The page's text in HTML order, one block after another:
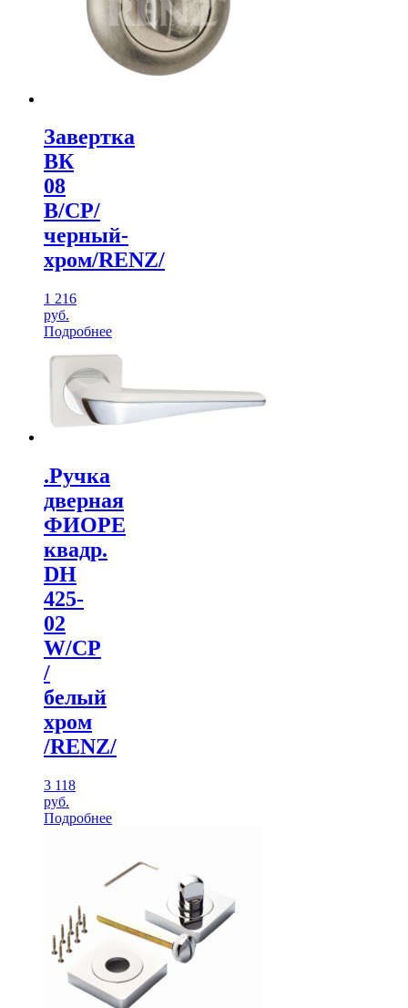
Завертка
ВК
08
B/CP/
черный-
хром/RENZ/
1 216
руб.
Подробнее
.Ручка
дверная
ФИОРЕ
квадр.
DH
425-
02
W/CP
/
белый
хром
/RENZ/
3 118
руб.
Подробнее